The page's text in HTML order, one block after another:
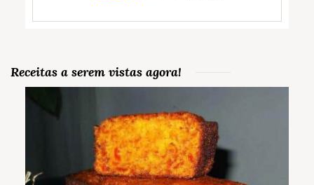
Receitas a serem vistas agora!